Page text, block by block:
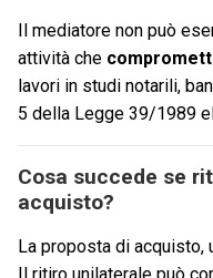
Il mediatore non può
attività che
lavori in studi notarili,
5 della Legge 39/1989
Cosa succede se
acquisto?
La proposta di acquisto,